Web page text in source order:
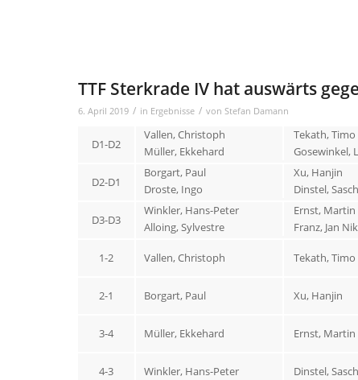
TTF Sterkrade IV hat auswärts
6. April 2019 / in Ergebnisse / von Stefan Damann
D1-D2
Vallen, Christoph
Müller, Ekkehard
Tekath, Timo
Gosewinkel,
D2-D1
Borgart, Paul
Droste, Ingo
Xu, Hanjin
Dinstel,
D3-D3
Winkler, Hans-Peter
Alloing, Sylvestre
Ernst, Martin
Franz, Jan
1-2 Vallen, Christoph Tekath, Timo
2-1 Borgart, Paul Xu, Hanjin
3-4 Müller, Ekkehard Ernst, Martin
4-3 Winkler, Hans-Peter Dinstel,